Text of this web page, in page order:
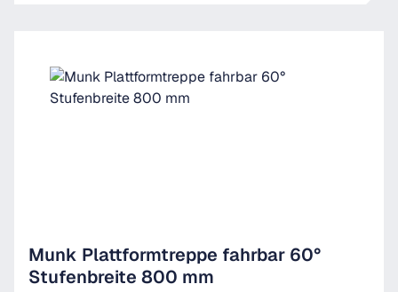
Munk Plattformtreppe fahrbar 60°
Stufenbreite 800 mm